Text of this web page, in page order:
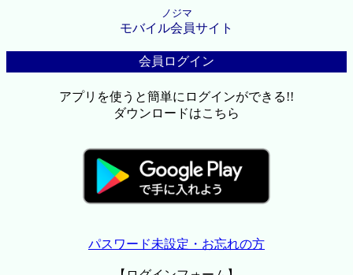
ノジマ
モバイル会員サイト
会員ログイン
アプリを使うと簡単にログインができる!!
ダウンロードはこちら
パスワード未設定・お忘れの方